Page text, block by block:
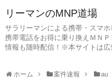
リーマンのMNP道場
サラリーマンによる携帯・スマ
携帯電話をお得に乗り換えＭＮ
情報も随時配信！※本サイトは広
ホーム 案件速報 au